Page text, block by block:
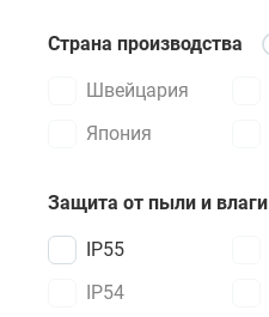
Страна производства
Швейцария
Япония
Защита от пыли и влаги
IP55
IP54